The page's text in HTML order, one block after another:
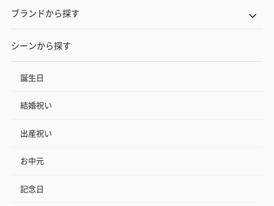
ブランドから探す
シーンから探す
誕生日
結婚祝い
出産祝い
お中元
記念日